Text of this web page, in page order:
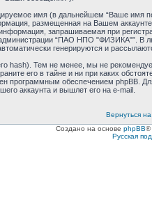
имя (в дальнейшем “Ваше имя
размещенная на Вашем
запрашиваемая при
“ПАО НПО "ФИЗИКА"”. В
генерируются и
Тем не менее, мы не
его в тайне и ни при каких
программным обеспечением phpBB.
аккаунта и вышлет его на e-mail.
Вернуться
Создано на основе phpBB®
Русская